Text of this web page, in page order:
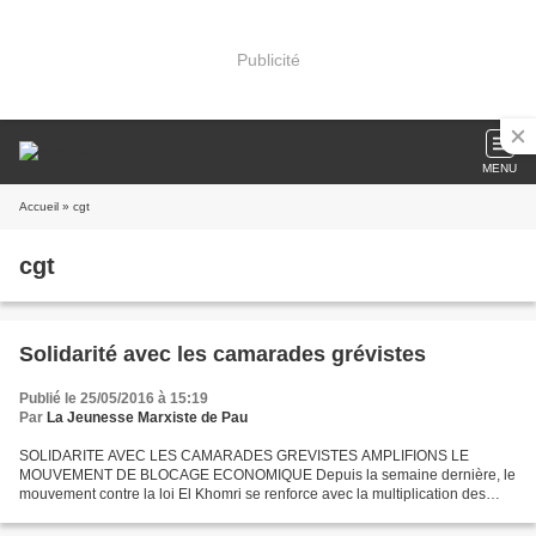
Publicité
MENU
Accueil » cgt
cgt
Solidarité avec les camarades grévistes
Publié le 25/05/2016 à 15:19
Par La Jeunesse Marxiste de Pau
SOLIDARITE AVEC LES CAMARADES GREVISTES AMPLIFIONS LE
MOUVEMENT DE BLOCAGE ECONOMIQUE Depuis la semaine dernière, le
mouvement contre la loi El Khomri se renforce avec la multiplication des